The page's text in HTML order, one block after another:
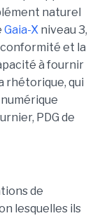
naturel
Gaia-Xniveau 3,
et la
à fournir
rhétorique, qui
PDG de
de
lesquelles ils